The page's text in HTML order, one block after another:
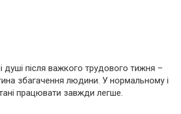
душі після важкого трудового тижня –
збагачення людини. У нормальному і
працювати завжди легше.